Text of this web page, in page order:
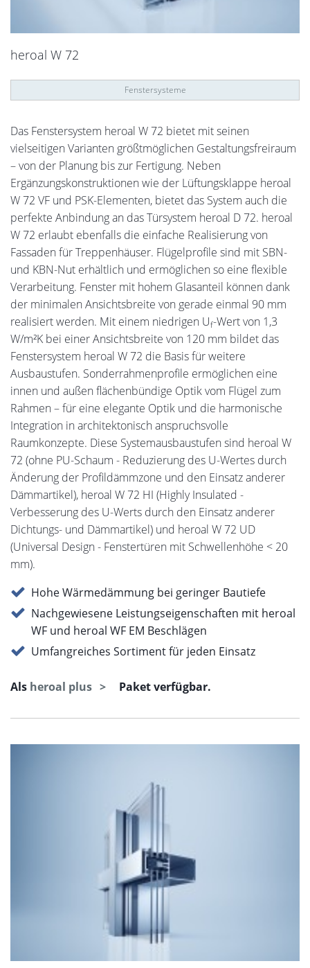
heroal W 72
Fenstersysteme
Das Fenstersystem heroal W 72 bietet mit seinen
vielseitigen Varianten größtmöglichen Gestaltungsfreiraum
– von der Planung bis zur Fertigung. Neben
Ergänzungskonstruktionen wie der Lüftungsklappe heroal
W 72 VF und PSK-Elementen, bietet das System auch die
perfekte Anbindung an das Türsystem heroal D 72. heroal
W 72 erlaubt ebenfalls die einfache Realisierung von
Fassaden für Treppenhäuser. Flügelprofile sind mit SBN-
und KBN-Nut erhältlich und ermöglichen so eine flexible
Verarbeitung. Fenster mit hohem Glasanteil können dank
der minimalen Ansichtsbreite von gerade einmal 90 mm
realisiert werden. Mit einem niedrigen Uf-Wert von 1,3
W/m²K bei einer Ansichtsbreite von 120 mm bildet das
Fenstersystem heroal W 72 die Basis für weitere
Ausbaustufen. Sonderrahmenprofile ermöglichen eine
innen und außen flächenbündige Optik vom Flügel zum
Rahmen – für eine elegante Optik und die harmonische
Integration in architektonisch anspruchsvolle
Raumkonzepte. Diese Systemausbaustufen sind heroal W
72 (ohne PU-Schaum - Reduzierung des U-Wertes durch
Änderung der Profildämmzone und den Einsatz anderer
Dämmartikel), heroal W 72 HI (Highly Insulated -
Verbesserung des U-Werts durch den Einsatz anderer
Dichtungs- und Dämmartikel) und heroal W 72 UD
(Universal Design - Fenstertüren mit Schwellenhöhe < 20
mm).
Hohe Wärmedämmung bei geringer Bautiefe
Nachgewiesene Leistungseigenschaften mit heroal
WF und heroal WF EM Beschlägen
Umfangreiches Sortiment für jeden Einsatz
Als heroal plus Paket verfügbar.